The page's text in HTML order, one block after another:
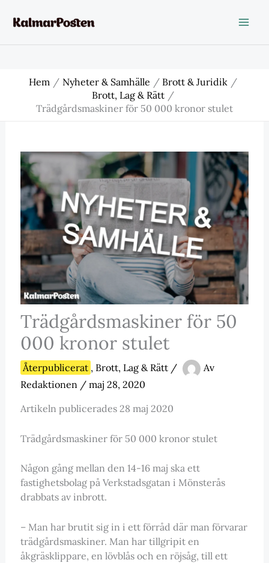
Hem Nyheter & Samhälle
Brott & Juridik
Brott, Lag & Rätt
Trädgårdsmaskiner för 50 000 kronor stulet
Trädgårdsmaskiner för 50
000 kronor stulet
Återpublicerat , Brott, Lag & Rätt/
Av
Redaktionen / maj 28, 2020
Artikeln publicerades 28 maj 2020
Trädgårdsmaskiner för 50 000 kronor stulet
Någon gång mellan den 14-16 maj ska ett
fastighetsbolag på Verkstadsgatan i Mönsterås
drabbats av inbrott.
– Man har brutit sig in i ett förråd där man förvarar
trädgårdsmaskiner. Man har tillgripit en
åkgräsklippare, en lövblås och en röjsåg, till ett